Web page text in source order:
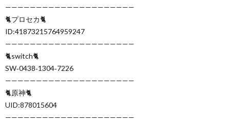
—————————————————————
🐈プロセカ🐈
ID:41873215764959247
—————————————————————
🐈switch🐈
SW‐0438‐1304‐7226
—————————————————————
🐈原神🐈
UID:878015604
—————————————————————